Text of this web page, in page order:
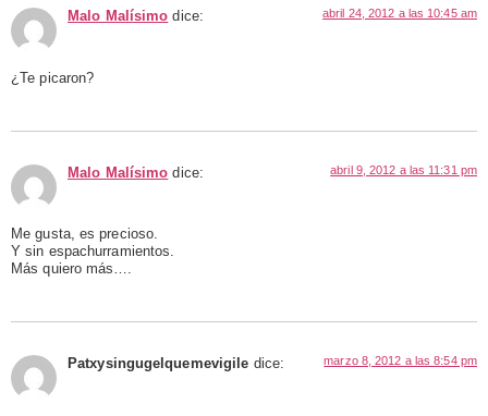
Malo Malísimo dice: abril 24, 2012 a las 10:45 am
¿Te picaron?
Malo Malísimo dice: abril 9, 2012 a las 11:31 pm
Me gusta, es precioso.
Y sin espachurramientos.
Más quiero más….
Patxysingugelquemevigile dice: marzo 8, 2012 a las 8:54 pm